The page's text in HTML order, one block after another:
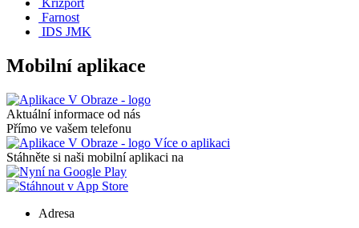
Farnost
IDS JMK
Mobilní aplikace
Aktuální informace od nás
Přímo ve vašem telefonu
Více o aplikaci
Stáhněte si naši mobilní aplikaci na
Adresa